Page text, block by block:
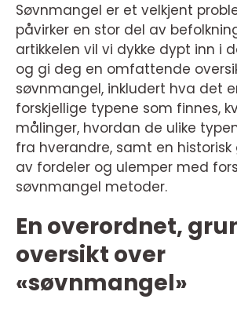
Søvnmangel er et velkjent
påvirker en stor del av
artikkelen vil vi dykke dypt inn i
og gi deg en omfattende
søvnmangel, inkludert hva det
forskjellige typene som finnes,
målinger, hvordan de ulike
fra hverandre, samt en
av fordeler og ulemper med
søvnmangel metoder.
En overordnet,
oversikt over
«søvnmangel»